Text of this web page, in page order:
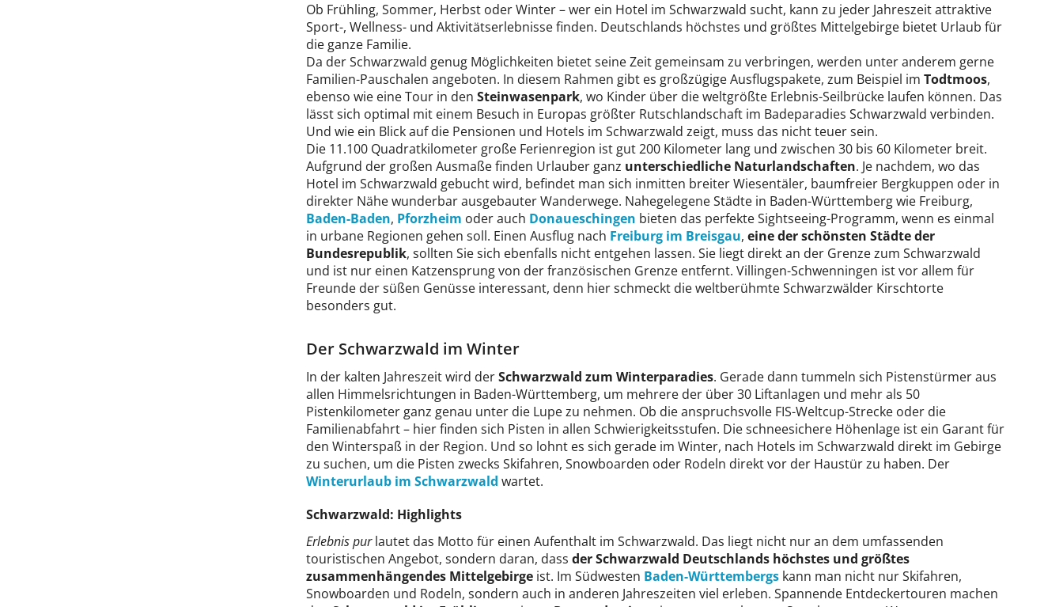
Ob Frühling, Sommer, Herbst oder Winter – wer ein Hotel im Schwarzwald sucht, kann zu jeder Jahreszeit attraktive
Sport-, Wellness- und Aktivitätserlebnisse finden. Deutschlands höchstes und größtes Mittelgebirge bietet Urlaub für
die ganze Familie.
Da der Schwarzwald genug Möglichkeiten bietet seine Zeit gemeinsam zu verbringen, werden unter anderem gerne
Familien-Pauschalen angeboten. In diesem Rahmen gibt es großzügige Ausflugspakete, zum Beispiel im Todtmoos,
ebenso wie eine Tour in den Steinwasenpark, wo Kinder über die weltgrößte Erlebnis-Seilbrücke laufen können. Das
lässt sich optimal mit einem Besuch in Europas größter Rutschlandschaft im Badeparadies Schwarzwald verbinden.
Und wie ein Blick auf die Pensionen und Hotels im Schwarzwald zeigt, muss das nicht teuer sein.
Die 11.100 Quadratkilometer große Ferienregion ist gut 200 Kilometer lang und zwischen 30 bis 60 Kilometer breit.
Aufgrund der großen Ausmaße finden Urlauber ganz unterschiedliche Naturlandschaften. Je nachdem, wo das
Hotel im Schwarzwald gebucht wird, befindet man sich inmitten breiter Wiesentäler, baumfreier Bergkuppen oder in
direkter Nähe wunderbar ausgebauter Wanderwege. Nahegelegene Städte in Baden-Württemberg wie Freiburg,
Baden-Baden, Pforzheim oder auch Donaueschingen bieten das perfekte Sightseeing-Programm, wenn es einmal
in urbane Regionen gehen soll. Einen Ausflug nach Freiburg im Breisgau, eine der schönsten Städte der
Bundesrepublik, sollten Sie sich ebenfalls nicht entgehen lassen. Sie liegt direkt an der Grenze zum Schwarzwald
und ist nur einen Katzensprung von der französischen Grenze entfernt. Villingen-Schwenningen ist vor allem für
Freunde der süßen Genüsse interessant, denn hier schmeckt die weltberühmte Schwarzwälder Kirschtorte
besonders gut.
Der Schwarzwald im Winter
In der kalten Jahreszeit wird derSchwarzwald zum Winterparadies. Gerade dann tummeln sich Pistenstürmer aus
allen Himmelsrichtungen in Baden-Württemberg, um mehrere der über 30 Liftanlagen und mehr als 50
Pistenkilometer ganz genau unter die Lupe zu nehmen. Ob die anspruchsvolle FIS-Weltcup-Strecke oder die
Familienabfahrt – hier finden sich Pisten in allen Schwierigkeitsstufen. Die schneesichere Höhenlage ist ein Garant für
den Winterspaß in der Region. Und so lohnt es sich gerade im Winter, nach Hotels im Schwarzwald direkt im Gebirge
zu suchen, um die Pisten zwecks Skifahren, Snowboarden oder Rodeln direkt vor der Haustür zu haben. Der
Winterurlaub im Schwarzwald wartet.
Schwarzwald: Highlights
Erlebnis purlautet das Motto für einen Aufenthalt im Schwarzwald. Das liegt nicht nur an dem umfassenden
touristischen Angebot, sondern daran, dass der Schwarzwald Deutschlands höchstes und größtes
zusammenhängendes Mittelgebirgeist. Im Südwesten Baden-Württembergskann man nicht nur Skifahren,
Snowboarden und Rodeln, sondern auch in anderen Jahreszeiten viel erleben. Spannende Entdeckertouren machen